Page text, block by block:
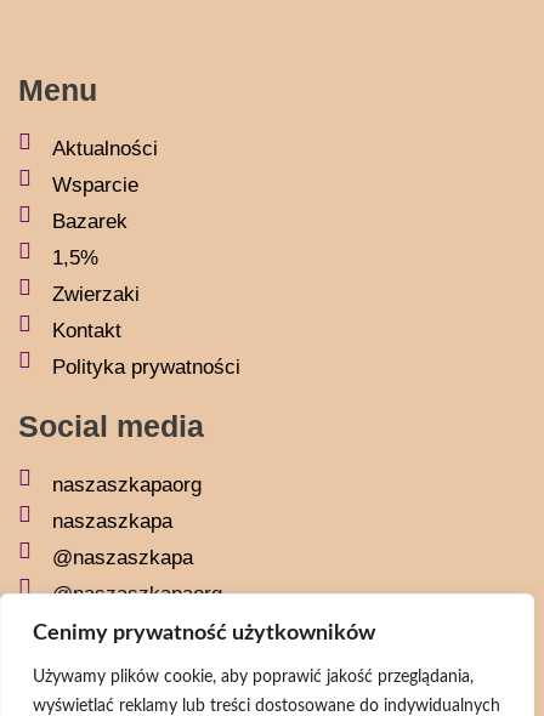
Cenimy prywatność użytkowników
Używamy plików cookie, aby poprawić jakość przeglądania,
wyświetlać reklamy lub treści dostosowane do indywidualnych
Menu
Aktualności
Wsparcie
Bazarek
1,5%
Zwierzaki
Kontakt
Polityka prywatności
Social media
naszaszkapaorg
naszaszkapa
@naszaszkapa
@naszaszkapaorg
Newsletter